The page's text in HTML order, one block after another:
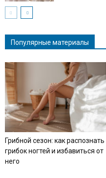
Популярные материалы
Грибной сезон: как распознать
грибок ногтей и избавиться от
него